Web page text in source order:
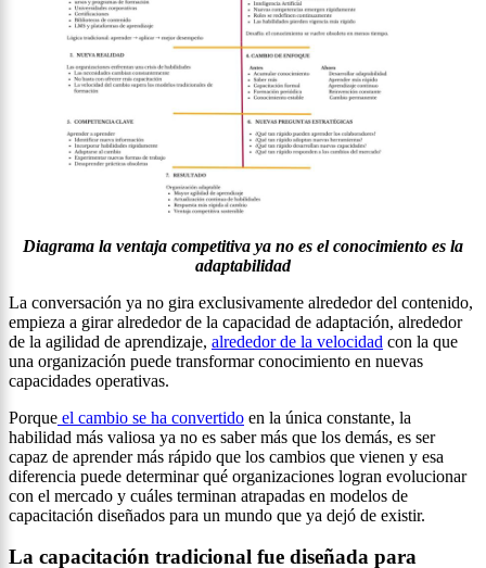
Diagrama la ventaja competitiva ya no es el conocimiento es la
adaptabilidad
La conversación ya no gira exclusivamente alrededor del contenido,
empieza a girar alrededor de la capacidad de adaptación, alrededor
de la agilidad de aprendizaje, alrededor de la velocidad con la que
una organización puede transformar conocimiento en nuevas
capacidades operativas.
Porque el cambio se ha convertido en la única constante, la
habilidad más valiosa ya no es saber más que los demás, es ser
capaz de aprender más rápido que los cambios que vienen y esa
diferencia puede determinar qué organizaciones logran evolucionar
con el mercado y cuáles terminan atrapadas en modelos de
capacitación diseñados para un mundo que ya dejó de existir.
La capacitación tradicional fue diseñada para